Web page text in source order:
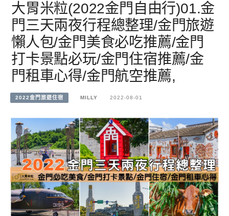
大胃米粒(2022金門自由行)01.金
門三天兩夜行程總整理/金門旅遊
懶人包/金門美食必吃推薦/金門
打卡景點必玩/金門住宿推薦/金
門租車心得/金門航空推薦,
2022金門旅遊住宿 MILLY 2022-08-01